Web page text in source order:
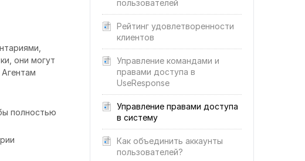
пользователей
Рейтинг удовлетворенности
клиентов
Управление командами и
правами доступа в
UseResponse
Управление правами доступа
в систему
Как объединить аккаунты
пользователей?
они могут
полностью